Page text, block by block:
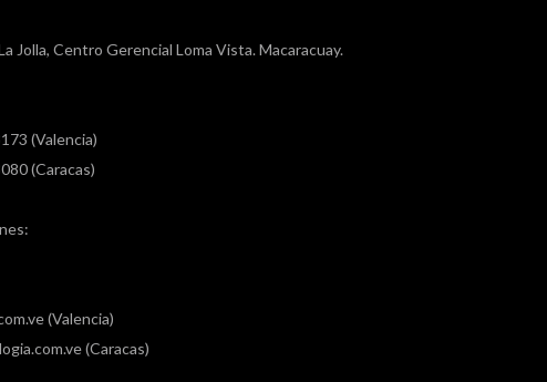
Jolla, Centro Gerencial Loma Vista. Macaracuay.
(Valencia)
(Caracas)
(Valencia)
(Caracas)